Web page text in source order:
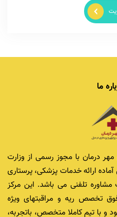
ما
درمان با مجوز رسمی از وزارت
ارائه خدمات پزشکی، پرستاری
مشاوره تلفنی می باشد. این مرکز
فوق تخصص ریه و مراقبتهای ویژه
و با تیم کاملا متخصص، باتجربه،